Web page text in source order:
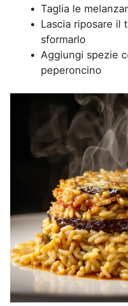
Taglia le
Lascia riposare il
sformarlo
Aggiungi spezie
peperoncino